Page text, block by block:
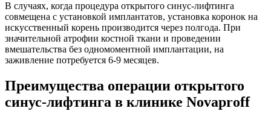
В случаях, когда процедура открытого синус-лифтинга
совмещена с установкой имплантатов, установка коронок на
искусственный корень производится через полгода. При
значительной атрофии костной ткани и проведении
вмешательства без одномоментной имплантации, на
заживление потребуется 6-9 месяцев.
Преимущества операции открытого
синус-лифтинга в клинике Novaproff